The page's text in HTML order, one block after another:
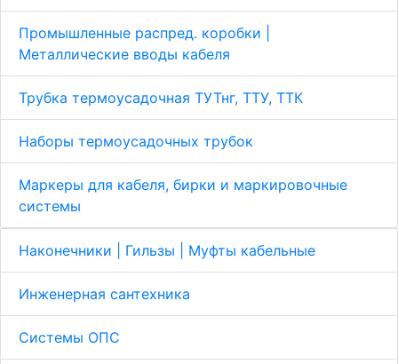
Промышленные распред. коробки |
Металлические вводы кабеля
Трубка термоусадочная ТУТнг, ТТУ, ТТК
Наборы термоусадочных трубок
Маркеры для кабеля, бирки и маркировочные
системы
Наконечники | Гильзы | Муфты кабельные
Инженерная сантехника
Системы ОПС